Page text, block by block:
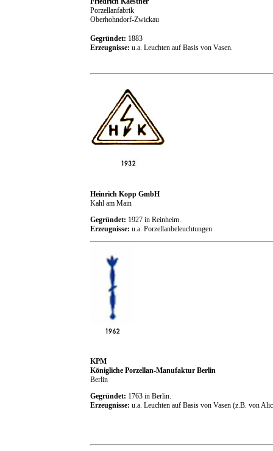
Porzellanfabrik
Oberhohndorf-Zwickau
Gegründet: 1883
Erzeugnisse: u.a. Leuchten auf Basis von Vasen.
Heinrich Kopp GmbH
Kahl am Main
Gegründet: 1927 in Reinheim.
Erzeugnisse: u.a. Porzellanbeleuchtungen.
KPM
Königliche Porzellan-Manufaktur Berlin
Berlin
Gegründet: 1763 in Berlin.
Erzeugnisse: u.a. Leuchten auf Basis von Vasen (z.B. von